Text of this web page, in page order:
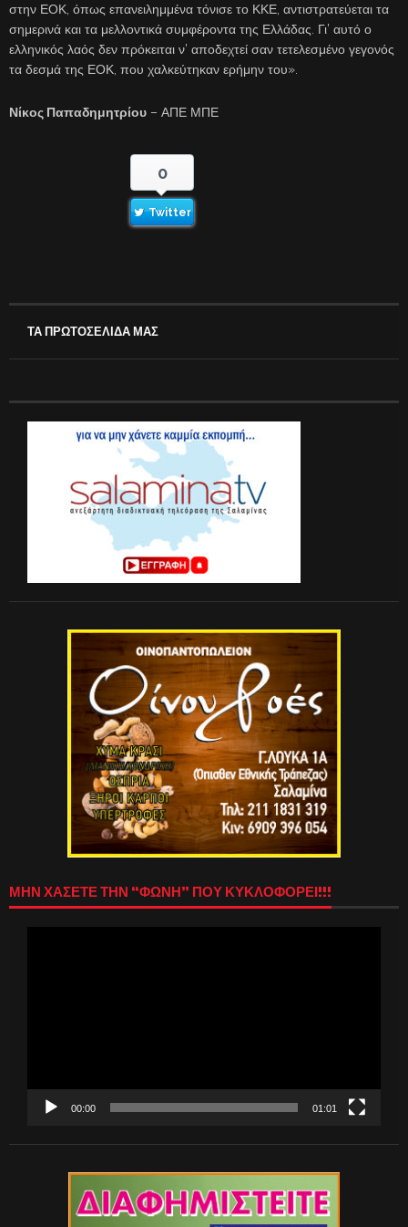
στην ΕΟΚ, όπως επανειλημμένα τόνισε το ΚΚΕ, αντιστρατεύεται τα
σημερινά και τα μελλοντικά συμφέροντα της Ελλάδας. Γι’ αυτό ο
ελληνικός λαός δεν πρόκειται ν’ αποδεχτεί σαν τετελεσμένο γεγονός
τα δεσμά της ΕΟΚ, που χαλκεύτηκαν ερήμην του».
Νίκος Παπαδημητρίου – ΑΠΕ ΜΠΕ
0
Twitter
ΤΑ ΠΡΩΤΟΣΕΛΙΔΑ ΜΑΣ
ΜΗΝ ΧΑΣΕΤΕ ΤΗΝ “ΦΩΝΗ” ΠΟΥ ΚΥΚΛΟΦΟΡΕΙ!!!
00:00 01:01